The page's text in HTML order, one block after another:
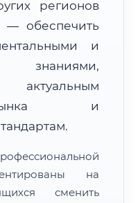
ФИС ФРДО
регионов
обеспечить
и
актуальным
и
на
сменить